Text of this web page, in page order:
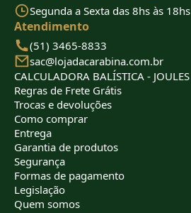
Segunda a Sexta das 8hs às 18hs
Atendimento
(51) 3465-8833
sac@lojadacarabina.com.br
CALCULADORA BALÍSTICA - JOULES
Regras de Frete Grátis
Trocas e devoluções
Como comprar
Entrega
Garantia de produtos
Segurança
Formas de pagamento
Legislação
Quem somos